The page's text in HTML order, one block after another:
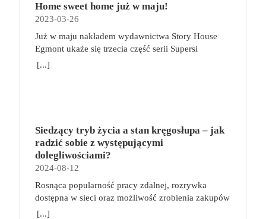
Home sweet home już w maju!
2023-03-26
Już w maju nakładem wydawnictwa Story House
Egmont ukaże się trzecia część serii Supersi
scenarzysty Frederic Maupome. Ten tom nosi tytuł
przed odkryciem, kim są. W tej serii autorzy
podejmują takie tematy, jak poszukiwanie
tożsamości, rodziny, samotności i odmienności pod
przykrywką opowieści o superbohaterach. W
trzecim tomie rodzeństwo znalazło się w policyjnym
potrzasku. Dzieci są ścigane, dlatego będą musiały
opuścić swój dom i znaleźć nowe schronienie…
[...]
Siedzący tryb życia a stan kręgosłupa – jak
radzić sobie z występującymi
dolegliwościami?
2024-08-12
Rosnąca popularność pracy zdalnej, rozrywka
dostępna w sieci oraz możliwość zrobienia zakupów
online sprawiają, że zmniejsza się nasza aktywność
[...]